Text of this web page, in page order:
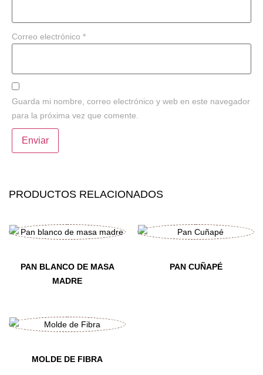
Correo electrónico *
Guarda mi nombre, correo electrónico y web en este navegador
para la próxima vez que comente.
PRODUCTOS RELACIONADOS
PAN BLANCO DE MASA
MADRE
PAN CUÑAPÉ
MOLDE DE FIBRA